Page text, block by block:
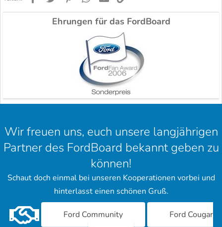
Ehrungen für das FordBoard
Wir freuen uns, euch unsere langjährigen
Partner des FordBoard bekannt geben zu
können!
Schaut doch einmal bei unseren Kooperationen vorbei und
hinterlasst einen schönen Gruß.
Ford Community
Ford Cougar